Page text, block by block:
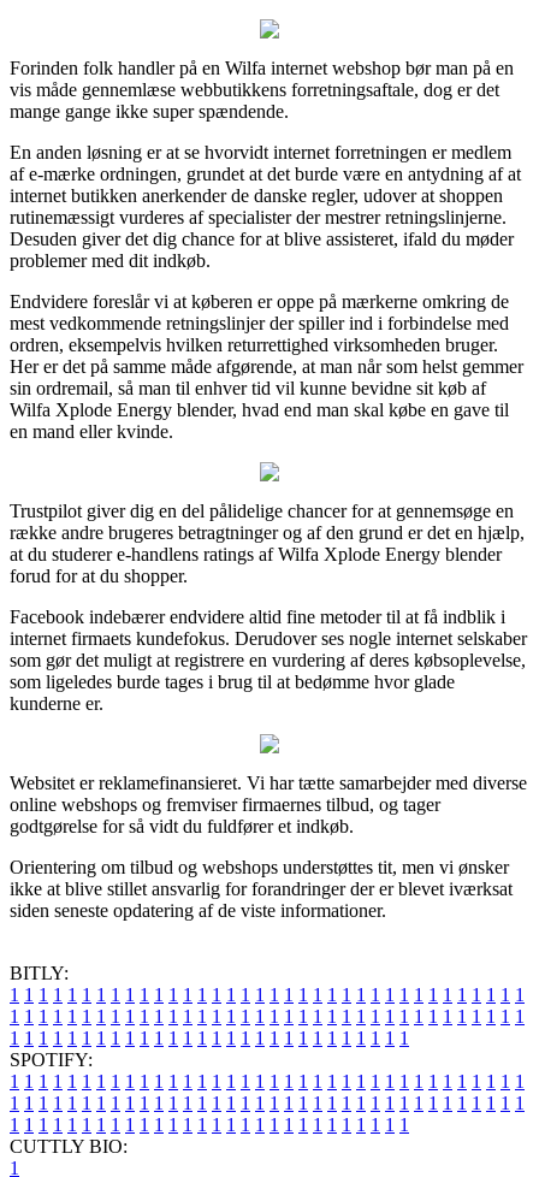
Forinden folk handler på en Wilfa internet webshop bør man på en
vis måde gennemlæse webbutikkens forretningsaftale, dog er det
mange gange ikke super spændende.
En anden løsning er at se hvorvidt internet forretningen er medlem
af e-mærke ordningen, grundet at det burde være en antydning af at
internet butikken anerkender de danske regler, udover at shoppen
rutinemæssigt vurderes af specialister der mestrer retningslinjerne.
Desuden giver det dig chance for at blive assisteret, ifald du møder
problemer med dit indkøb.
Endvidere foreslår vi at køberen er oppe på mærkerne omkring de
mest vedkommende retningslinjer der spiller ind i forbindelse med
ordren, eksempelvis hvilken returrettighed virksomheden bruger.
Her er det på samme måde afgørende, at man når som helst gemmer
sin ordremail, så man til enhver tid vil kunne bevidne sit køb af
Wilfa Xplode Energy blender, hvad end man skal købe en gave til
en mand eller kvinde.
Trustpilot giver dig en del pålidelige chancer for at gennemsøge en
række andre brugeres betragtninger og af den grund er det en hjælp,
at du studerer e-handlens ratings af Wilfa Xplode Energy blender
forud for at du shopper.
Facebook indebærer endvidere altid fine metoder til at få indblik i
internet firmaets kundefokus. Derudover ses nogle internet selskaber
som gør det muligt at registrere en vurdering af deres købsoplevelse,
som ligeledes burde tages i brug til at bedømme hvor glade
kunderne er.
Websitet er reklamefinansieret. Vi har tætte samarbejder med diverse
online webshops og fremviser firmaernes tilbud, og tager
godtgørelse for så vidt du fuldfører et indkøb.
Orientering om tilbud og webshops understøttes tit, men vi ønsker
ikke at blive stillet ansvarlig for forandringer der er blevet iværksat
siden seneste opdatering af de viste informationer.
BITLY:
1 1 1 1 1 1 1 1 1 1 1 1 1 1 1 1 1 1 1 1 1 1 1 1 1 1 1 1 1 1 1 1 1 1 1 1
1 1 1 1 1 1 1 1 1 1 1 1 1 1 1 1 1 1 1 1 1 1 1 1 1 1 1 1 1 1 1 1 1 1 1 1
1 1 1 1 1 1 1 1 1 1 1 1 1 1 1 1 1 1 1 1 1 1 1 1 1 1 1 1
SPOTIFY:
1 1 1 1 1 1 1 1 1 1 1 1 1 1 1 1 1 1 1 1 1 1 1 1 1 1 1 1 1 1 1 1 1 1 1 1
1 1 1 1 1 1 1 1 1 1 1 1 1 1 1 1 1 1 1 1 1 1 1 1 1 1 1 1 1 1 1 1 1 1 1 1
1 1 1 1 1 1 1 1 1 1 1 1 1 1 1 1 1 1 1 1 1 1 1 1 1 1 1 1
CUTTLY BIO:
1